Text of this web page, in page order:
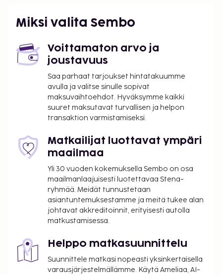
Miksi valita Sembo
Voittamaton arvo ja
joustavuus
Saa parhaat tarjoukset hintatakuumme
avulla ja valitse sinulle sopivat
maksuvaihtoehdot. Hyväksymme kaikki
suuret maksutavat turvallisen ja helpon
transaktion varmistamiseksi.
Matkailijat luottavat ympäri
maailmaa
Yli 30 vuoden kokemuksella Sembo on osa
maailmanlaajuisesti luotettavaa Stena-
ryhmää. Meidät tunnustetaan
asiantuntemuksestamme ja meitä tukee alan
johtavat akkreditoinnit, erityisesti autolla
matkustamisessa.
Helppo matkasuunnittelu
Suunnittele matkasi nopeasti yksinkertaisella
varausjärjestelmällämme. Käytä Ameliaa, AI-